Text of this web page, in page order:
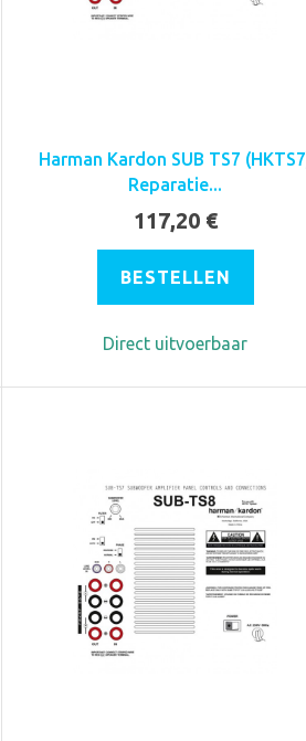
Harman Kardon SUB TS7
Reparatie...
117,20 €
BESTELLEN
Direct uitvoerbaar